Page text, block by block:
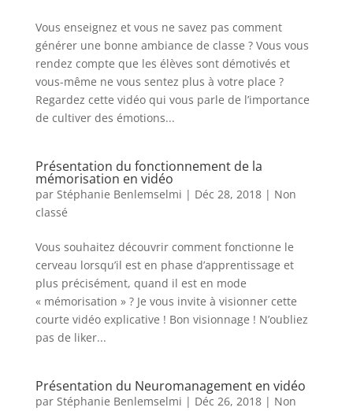
Vous enseignez et vous ne savez pas comment
générer une bonne ambiance de classe ? Vous vous
rendez compte que les élèves sont démotivés et
vous-même ne vous sentez plus à votre place ?
Regardez cette vidéo qui vous parle de l’importance
de cultiver des émotions...
Présentation du fonctionnement de la
mémorisation en vidéo
par Stéphanie Benlemselmi | Déc 28, 2018| Non
classé
Vous souhaitez découvrir comment fonctionne le
cerveau lorsqu’il est en phase d’apprentissage et
plus précisément, quand il est en mode
« mémorisation » ? Je vous invite à visionner cette
courte vidéo explicative ! Bon visionnage ! N’oubliez
pas de liker...
Présentation du Neuromanagement en vidéo
par Stéphanie Benlemselmi | Déc 26, 2018| Non